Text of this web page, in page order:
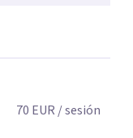
70 EUR / sesión